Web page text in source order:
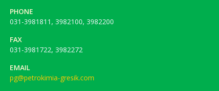
PHONE
031-3981811, 3982100, 3982200
FAX
031-3981722, 3982272
EMAIL
pg@petrokimia-gresik.com